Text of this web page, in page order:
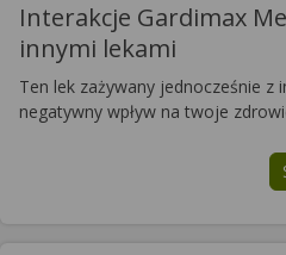
Interakcje Gardimax
innymi lekami
Ten lek zażywany jednocześnie z
negatywny wpływ na twoje